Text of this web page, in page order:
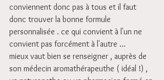
conviennent donc pas à tous et il faut
donc trouver la bonne formule
personnalisée . ce qui convient à l'un ne
convient pas forcément à l'autre …
mieux vaut bien se renseigner , auprès de
son médecin aromathérapeuthe ( idéal !) ,